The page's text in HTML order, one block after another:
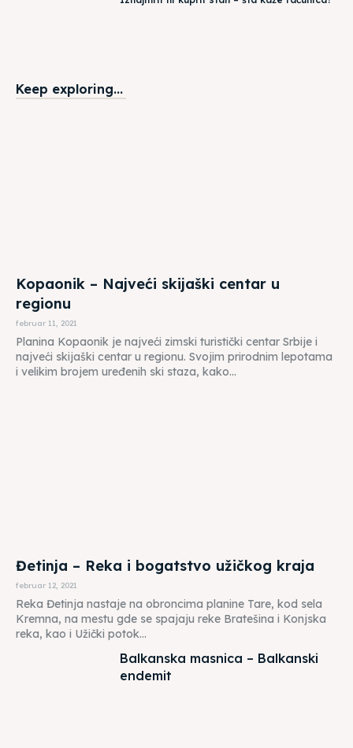
Keep exploring...
Kopaonik – Najveći skijaški centar u
regionu
februar 11, 2021
Planina Kopaonik je najveći zimski turistički centar Srbije i
najveći skijaški centar u regionu. Svojim prirodnim lepotama
i velikim brojem uređenih ski staza, kako...
Đetinja – Reka i bogatstvo užičkog kraja
februar 12, 2021
Reka Đetinja nastaje na obroncima planine Tare, kod sela
Kremna, na mestu gde se spajaju reke Bratešina i Konjska
reka, kao i Užički potok...
Balkanska masnica – Balkanski
endemit